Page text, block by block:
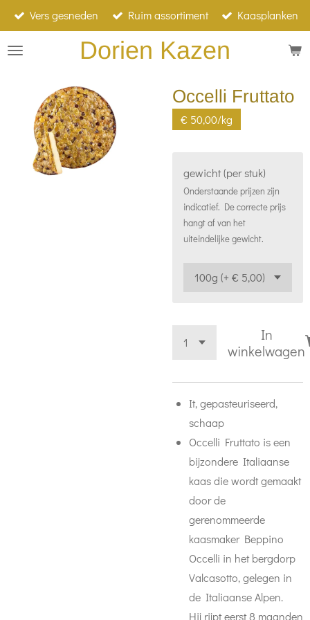
Ga
direct
naar
hoofdinhoud
Dorien Kazen
Vers gesneden Ruim assortiment Kaasplanken
Occelli Fruttato
€ 50,00/kg
gewicht (per stuk)
Onderstaande prijzen zijn
indicatief. De correcte prijs
hangt af van het
uiteindelijke gewicht.
In
winkelwagen
It, gepasteuriseerd,
schaap
Occelli Fruttato is een
bijzondere Italiaanse
kaas die wordt gemaakt
door de
gerenommeerde
kaasmaker Beppino
Occelli in het bergdorp
Valcasotto, gelegen in
de Italiaanse Alpen.
Hij rijpt eerst 8 maanden